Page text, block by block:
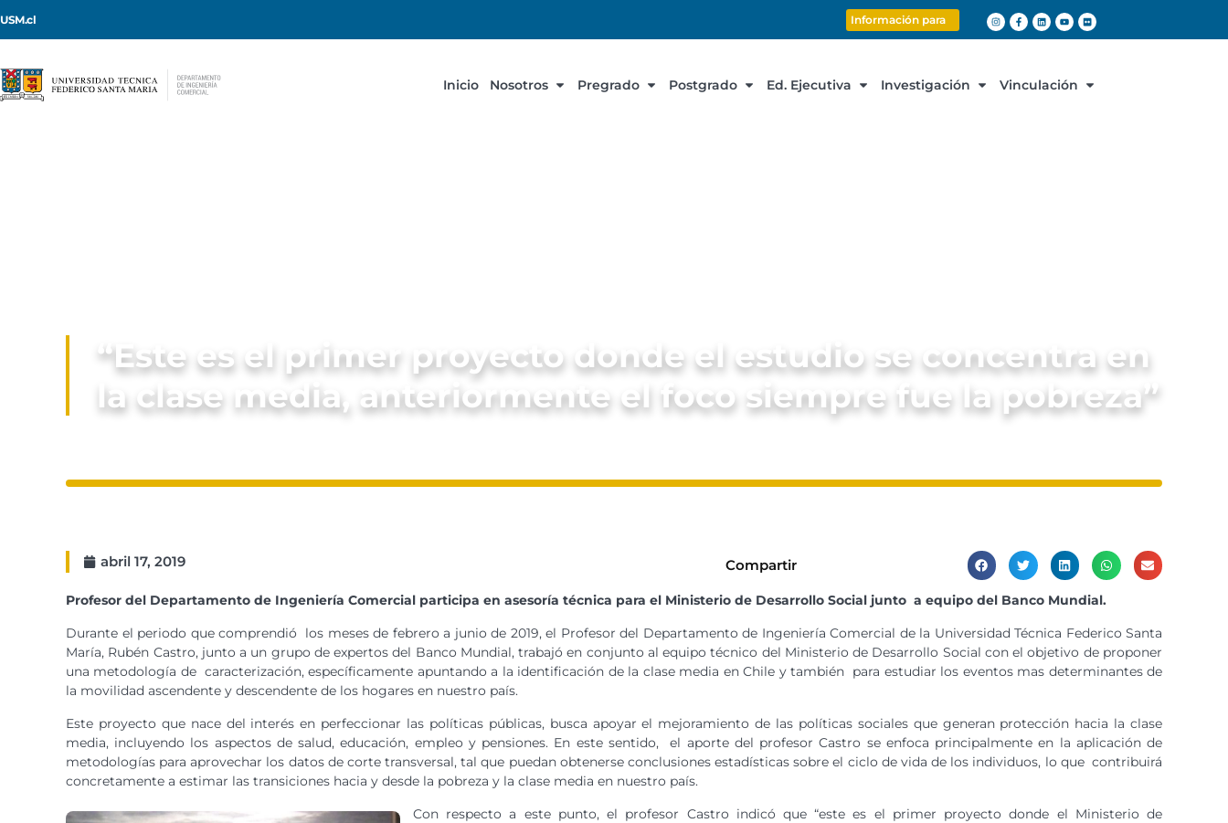
USM.cl Información para
Inicio Nosotros Pregrado Postgrado Ed. Ejecutiva Investigación Vinculación
“Este es el primer proyecto donde el estudio se concentra en
la clase media, anteriormente el foco siempre fue la pobreza”
abril 17, 2019 Compartir
Profesor del Departamento de Ingeniería Comercial participa en asesoría técnica para el Ministerio de Desarrollo Social junto a equipo del Banco Mundial.
Durante el periodo que comprendió los meses de febrero a junio de 2019, el Profesor del Departamento de Ingeniería Comercial de la Universidad Técnica Federico Santa
María, Rubén Castro, junto a un grupo de expertos del Banco Mundial, trabajó en conjunto al equipo técnico del Ministerio de Desarrollo Social con el objetivo de proponer
una metodología de caracterización, específicamente apuntando a la identificación de la clase media en Chile y también para estudiar los eventos mas determinantes de
la movilidad ascendente y descendente de los hogares en nuestro país.
Este proyecto que nace del interés en perfeccionar las políticas públicas, busca apoyar el mejoramiento de las políticas sociales que generan protección hacia la clase
media, incluyendo los aspectos de salud, educación, empleo y pensiones. En este sentido, el aporte del profesor Castro se enfoca principalmente en la aplicación de
metodologías para aprovechar los datos de corte transversal, tal que puedan obtenerse conclusiones estadísticas sobre el ciclo de vida de los individuos, lo que contribuirá
concretamente a estimar las transiciones hacia y desde la pobreza y la clase media en nuestro país.
Con respecto a este punto, el profesor Castro indicó que “este es el primer proyecto donde el Ministerio de